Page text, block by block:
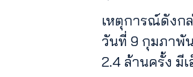
เหตุการณ์ดังก
วันที่ 9 กุมภาพั
2.4 ล้านครั้ง มี